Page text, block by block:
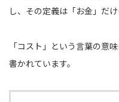
し、その定義は「お金」だけ
「コスト」という言葉の意
書かれています。